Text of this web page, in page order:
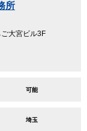
所
大宮ビル3F
可能
埼玉